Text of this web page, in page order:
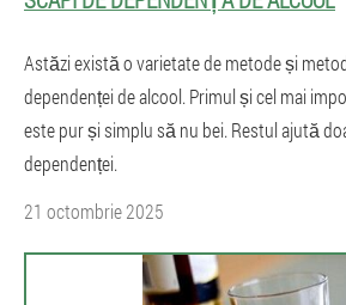
Astăzi există o varietate de metode și
dependenței de alcool. Primul și cel mai
este pur și simplu să nu bei. Restul ajută
dependenței.
21 octombrie 2025